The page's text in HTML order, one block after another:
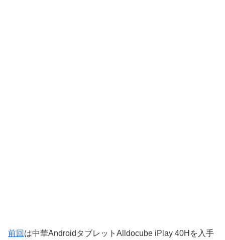
前回 は中華AndroidタブレットAlldocube iPlay 40Hを入手